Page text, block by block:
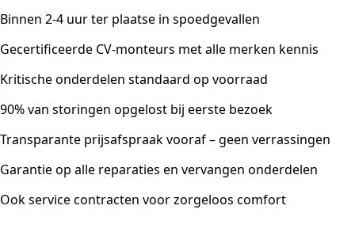
Binnen 2-4 uur ter plaatse in spoedgevallen
Gecertificeerde CV-monteurs met alle merken kennis
Kritische onderdelen standaard op voorraad
90% van storingen opgelost bij eerste bezoek
Transparante prijsafspraak vooraf – geen verrassingen
Garantie op alle reparaties en vervangen onderdelen
Ook service contracten voor zorgeloos comfort